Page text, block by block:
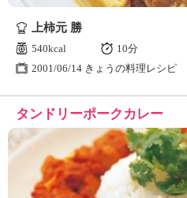
上柿元 勝
540kcal
10分
2001/06/14 きょうの料理レシピ
タンドリーポークカレー